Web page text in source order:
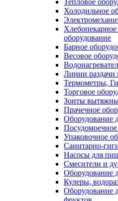
Тепловое
Холодильное
оборудование
Барное
Весовое
Линии раздачи
Термометры,
Торговое
Зонты
Прачечное
Оборудование
Упаковочное
Санитарно-
Насосы для
Смесители и
Оборудование
Кулеры,
Оборудование